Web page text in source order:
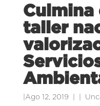
Culmina
taller
Ago 12, 2019